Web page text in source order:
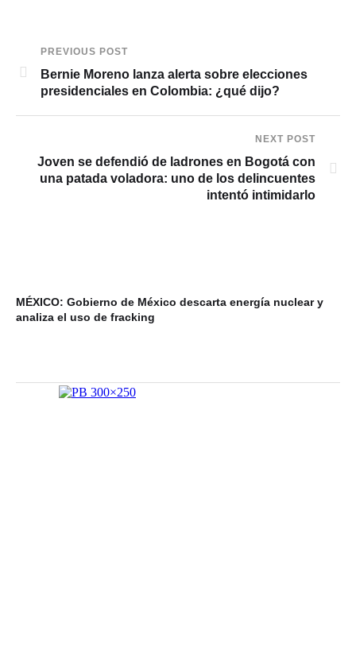
PREVIOUS POST
Bernie Moreno lanza alerta sobre elecciones
presidenciales en Colombia: ¿qué dijo?
NEXT POST
Joven se defendió de ladrones en Bogotá con
una patada voladora: uno de los delincuentes
intentó intimidarlo
MÉXICO: Gobierno de México descarta energía nuclear y
analiza el uso de fracking